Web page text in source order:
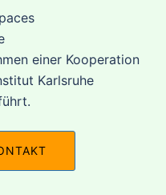
einer Kooperation
Karlsruhe